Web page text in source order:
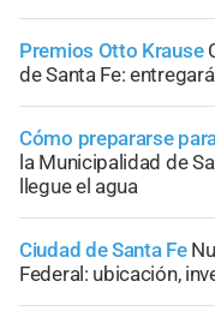
Premios Otto Krause
de Santa Fe:
Cómo prepararse
la Municipalidad de
llegue el agua
Ciudad de Santa Fe
Federal: ubicación,